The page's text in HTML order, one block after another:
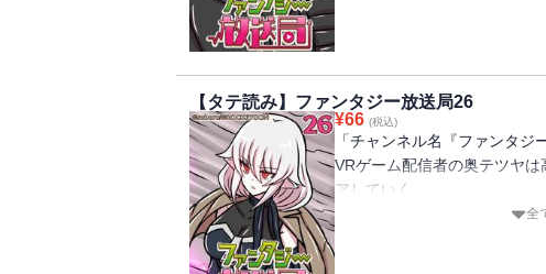
ルフの女の子と出会うが・・
仲間が増えたり、騎士団やら
果たして無事異世界を救うこ
【タテ読み】ファンタジー放送局26
¥66 (税込)
「チャンネル名『ファンタジ
VRゲーム配信者の奥テツヤ
アしていく。
そこへ突然、女神から多額の
全